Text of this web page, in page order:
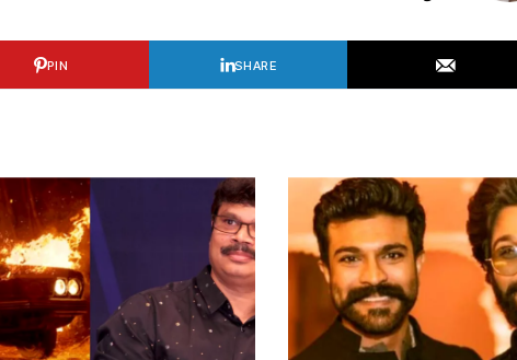
PIN SHARE